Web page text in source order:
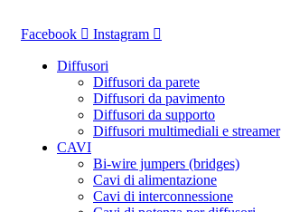
Facebook Instagram
Diffusori
Diffusori da parete
Diffusori da pavimento
Diffusori da supporto
Diffusori multimediali e streamer
CAVI
Bi-wire jumpers (bridges)
Cavi di alimentazione
Cavi di interconnessione